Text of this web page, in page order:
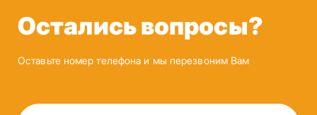
Остались вопросы?
Оставьте номер телефона и мы перезвоним Вам